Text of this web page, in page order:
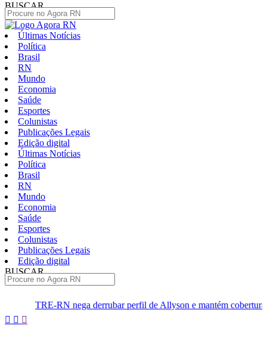
BUSCAR
Últimas Notícias
Política
Brasil
RN
Mundo
Economia
Saúde
Esportes
Colunistas
Publicações Legais
Edição digital
Últimas Notícias
Política
Brasil
RN
Mundo
Economia
Saúde
Esportes
Colunistas
Publicações Legais
Edição digital
BUSCAR
derrubar perfil de Allyson e mantém cobertura da convenção
Pular